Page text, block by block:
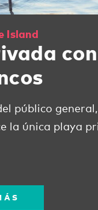
Island
con
público
la única playa